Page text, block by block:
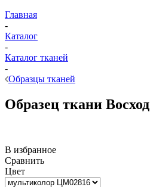
Главная
-
Каталог
-
Каталог тканей
-
Образцы тканей
Образец ткани Восход
В избранное
Сравнить
Цвет